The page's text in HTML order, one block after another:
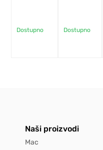
Dostupno Dostupno
Naši proizvodi
Mac